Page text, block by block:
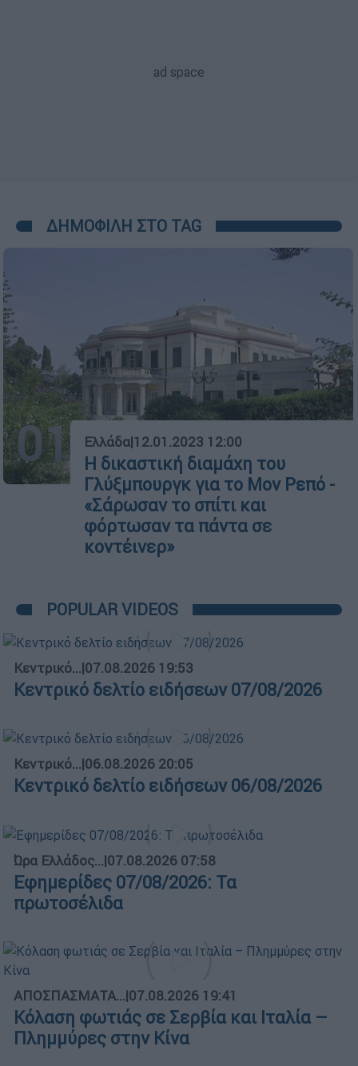
ΔΗΜΟΦΙΛΗ ΣΤΟ TAG
01 Ελλάδα|12.01.2023 12:00
Η δικαστική διαμάχη του
Γλύξμπουργκ για το Μον Ρεπό -
«Σάρωσαν το σπίτι και
φόρτωσαν τα πάντα σε
κοντέινερ»
POPULAR VIDEOS
Κεντρικό...|07.08.2026 19:53
Κεντρικό δελτίο ειδήσεων 07/08/2026
Κεντρικό...|06.08.2026 20:05
Κεντρικό δελτίο ειδήσεων 06/08/2026
Ώρα Ελλάδος...|07.08.2026 07:58
Εφημερίδες 07/08/2026: Τα
πρωτοσέλιδα
ΑΠΟΣΠΑΣΜΑΤΑ...|07.08.2026 19:41
Κόλαση φωτιάς σε Σερβία και Ιταλία –
Πλημμύρες στην Κίνα